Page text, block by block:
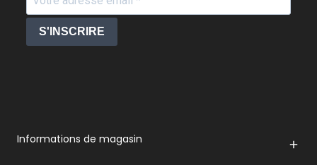
S'INSCRIRE
Informations de magasin 